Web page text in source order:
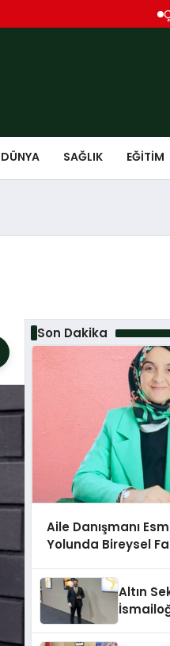
DÜNYA SAĞLIK EĞITIM
Son Dakika
Aile Danışmanı
Yolunda Bireysel
Altın